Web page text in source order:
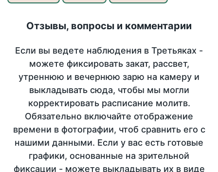
Отзывы, вопросы и комментарии
Если вы ведете наблюдения в Третьяках -
можете фиксировать закат, рассвет,
утреннюю и вечернюю зарю на камеру и
выкладывать сюда, чтобы мы могли
корректировать расписание молитв.
Обязательно включайте отображение
времени в фотографии, чтоб сравнить его с
нашими данными. Если у вас есть готовые
графики, основанные на зрительной
фиксации - можете выкладывать их в виде